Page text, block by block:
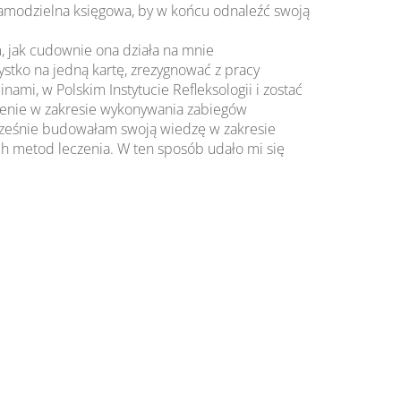
księgowa, by w końcu odnaleźć swoją
jak cudownie ona działa na mnie
na jedną kartę, zrezygnować z pracy
w Polskim Instytucie Refleksologii i zostać
w zakresie wykonywania zabiegów
budowałam swoją wiedzę w zakresie
metod leczenia. W ten sposób udało mi się